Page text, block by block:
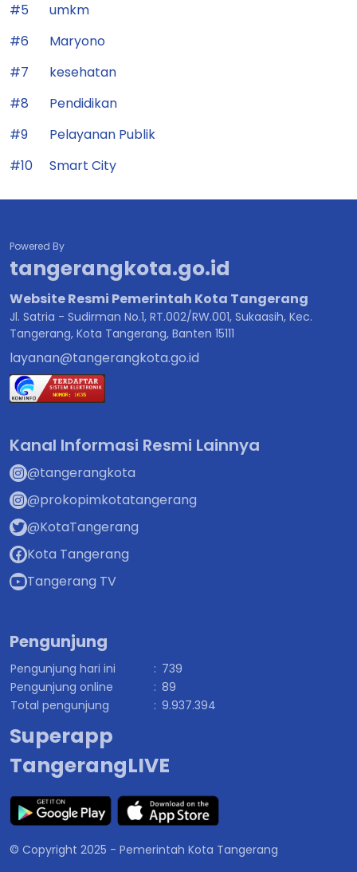
#5
umkm
#6
Maryono
#7
kesehatan
#8
Pendidikan
#9
Pelayanan Publik
#10
Smart City
Powered By
tangerangkota.go.id
Website Resmi Pemerintah Kota Tangerang
Jl. Satria - Sudirman No.1, RT.002/RW.001, Sukaasih, Kec.
Tangerang, Kota Tangerang, Banten 15111
layanan@tangerangkota.go.id
Kanal Informasi Resmi Lainnya
@tangerangkota
@prokopimkotatangerang
@KotaTangerang
Kota Tangerang
Tangerang TV
Pengunjung
Pengunjung hari ini : 739
Pengunjung online
: 89
Total pengunjung
: 9.937.394
Superapp
TangerangLIVE
© Copyright 2025 - Pemerintah Kota Tangerang